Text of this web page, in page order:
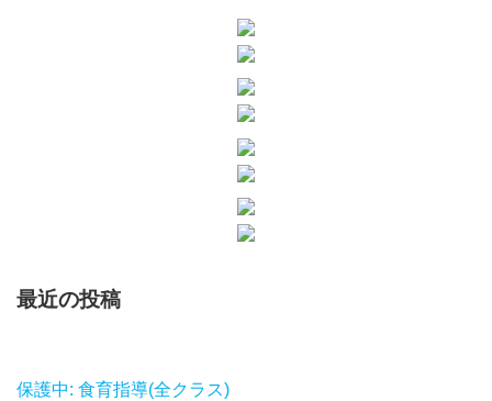
最近の投稿
保護中: 食育指導(全クラス)